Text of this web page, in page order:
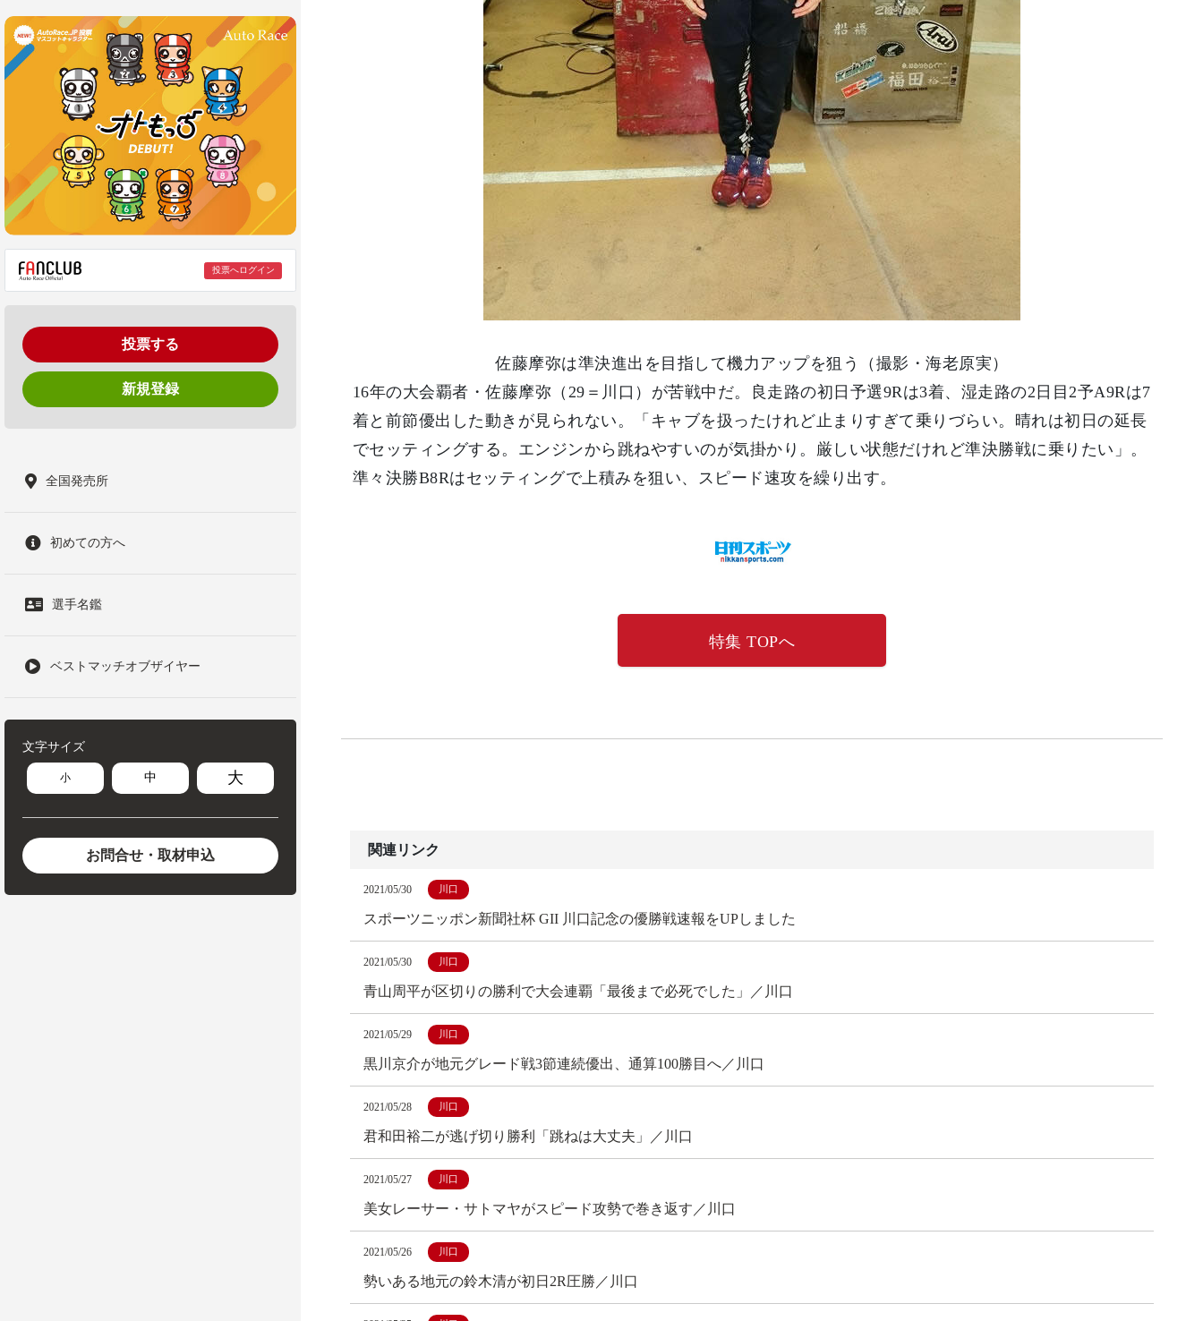
投票へログイン
投票する
新規登録
全国発売所
初めての方へ
選手名鑑
ベストマッチオブザイヤー
文字サイズ
小 中 大
お問合せ・取材申込
佐藤摩弥は準決進出を目指して機力アップを狙う（撮影・海老原実）
16年の大会覇者・佐藤摩弥（29＝川口）が苦戦中だ。良走路の初日予選9Rは3着、湿走路の2日目2予A9Rは7
着と前節優出した動きが見られない。「キャブを扱ったけれど止まりすぎて乗りづらい。晴れは初日の延長
でセッティングする。エンジンから跳ねやすいのが気掛かり。厳しい状態だけれど準決勝戦に乗りたい」。
準々決勝B8Rはセッティングで上積みを狙い、スピード速攻を繰り出す。
特集 TOPへ
関連リンク
2021/05/30 川口
スポーツニッポン新聞社杯 GII 川口記念の優勝戦速報をUPしました
2021/05/30 川口
青山周平が区切りの勝利で大会連覇「最後まで必死でした」／川口
2021/05/29 川口
黒川京介が地元グレード戦3節連続優出、通算100勝目へ／川口
2021/05/28 川口
君和田裕二が逃げ切り勝利「跳ねは大丈夫」／川口
2021/05/27 川口
美女レーサー・サトマヤがスピード攻勢で巻き返す／川口
2021/05/26 川口
勢いある地元の鈴木清が初日2R圧勝／川口